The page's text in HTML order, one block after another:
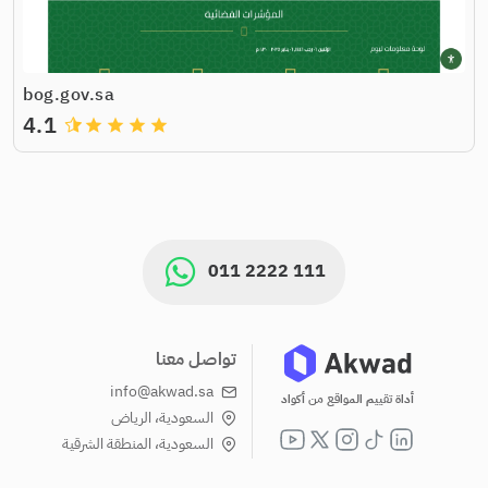
bog.gov.sa
grade
grade
grade
grade
4.1
011 2222 111
أداة تقييم المواقع من أكواد
تواصل معنا
info@akwad.sa
السعودية، الرياض
السعودية، المنطقة الشرقية